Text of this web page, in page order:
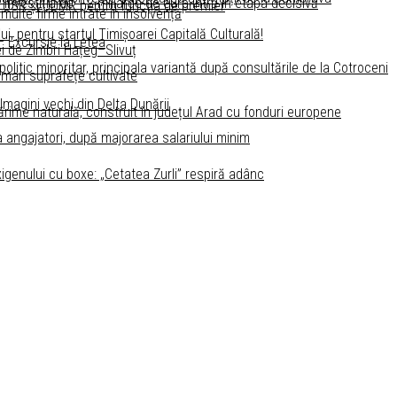
și UDMR pentru funcţia de premier
minoritar, principala variantă după consultările de la Cotroceni
firme intrate în insolvență
suprafețe cultivate
după majorarea salariului minim
pentru startul Timişoarei Capitală Culturală!
Excursie la Letea
vechi din Delta Dunării
de Zimbri Hațeg–Slivuț
naturală, construit în județul Arad cu fonduri europene
cu boxe: „Cetatea Zurli” respiră adânc